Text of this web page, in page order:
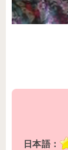
日本語：